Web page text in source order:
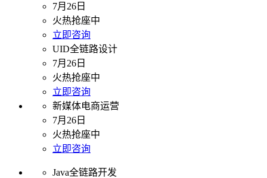
7月26日
火热抢座中
立即咨询
UID全链路设计
7月26日
火热抢座中
立即咨询
新媒体电商运营
7月26日
火热抢座中
立即咨询
Java全链路开发